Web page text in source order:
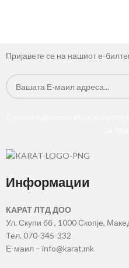
Пријавете се на нашиот е-
Информации
КАРАТ ЛТД ДОО
Ул. Скупи бб , 1000 Скопје,
Тел. 070-345-332
Е-маил – info@karat.mk